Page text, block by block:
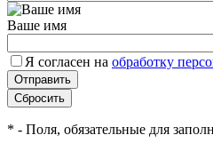
Ваше имя
Я согласен на обработку
* - Поля, обязательные для